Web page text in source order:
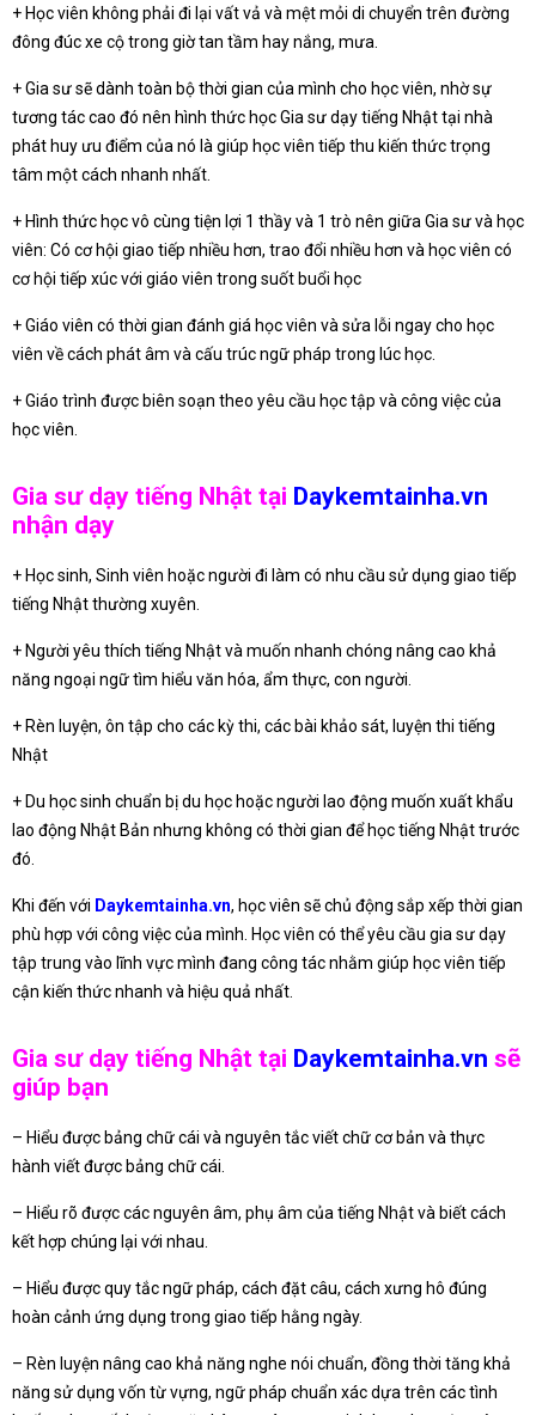
+ Học viên không phải đi lại vất vả và mệt mỏi di chuyển trên đường
đông đúc xe cộ trong giờ tan tầm hay nắng, mưa.
+ Gia sư sẽ dành toàn bộ thời gian của mình cho học viên, nhờ sự
tương tác cao đó nên hình thức học Gia sư dạy tiếng Nhật tại nhà
phát huy ưu điểm của nó là giúp học viên tiếp thu kiến thức trọng
tâm một cách nhanh nhất.
+ Hình thức học vô cùng tiện lợi 1 thầy và 1 trò nên giữa Gia sư và học
viên: Có cơ hội giao tiếp nhiều hơn, trao đổi nhiều hơn và học viên có
cơ hội tiếp xúc với giáo viên trong suốt buổi học
+ Giáo viên có thời gian đánh giá học viên và sửa lỗi ngay cho học
viên về cách phát âm và cấu trúc ngữ pháp trong lúc học.
+ Giáo trình được biên soạn theo yêu cầu học tập và công việc của
học viên.
Gia sư dạy tiếng Nhật tại Daykemtainha.vn
nhận dạy
+ Học sinh, Sinh viên hoặc người đi làm có nhu cầu sử dụng giao tiếp
tiếng Nhật thường xuyên.
+ Người yêu thích tiếng Nhật và muốn nhanh chóng nâng cao khả
năng ngoại ngữ tìm hiểu văn hóa, ẩm thực, con người.
+ Rèn luyện, ôn tập cho các kỳ thi, các bài khảo sát, luyện thi tiếng
Nhật
+ Du học sinh chuẩn bị du học hoặc người lao động muốn xuất khẩu
lao động Nhật Bản nhưng không có thời gian để học tiếng Nhật trước
đó.
Khi đến với Daykemtainha.vn, học viên sẽ chủ động sắp xếp thời gian
phù hợp với công việc của mình. Học viên có thể yêu cầu gia sư dạy
tập trung vào lĩnh vực mình đang công tác nhằm giúp học viên tiếp
cận kiến thức nhanh và hiệu quả nhất.
Gia sư dạy tiếng Nhật tại Daykemtainha.vn sẽ
giúp bạn
– Hiểu được bảng chữ cái và nguyên tắc viết chữ cơ bản và thực
hành viết được bảng chữ cái.
– Hiểu rõ được các nguyên âm, phụ âm của tiếng Nhật và biết cách
kết hợp chúng lại với nhau.
– Hiểu được quy tắc ngữ pháp, cách đặt câu, cách xưng hô đúng
hoàn cảnh ứng dụng trong giao tiếp hằng ngày.
– Rèn luyện nâng cao khả năng nghe nói chuẩn, đồng thời tăng khả
năng sử dụng vốn từ vựng, ngữ pháp chuẩn xác dựa trên các tình